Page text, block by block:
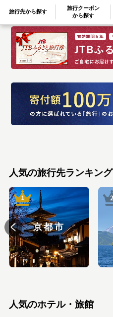
旅行先から探す
旅行クーポン
から探す
人気の旅行先ランキング
京都市
人気のホテル・旅館